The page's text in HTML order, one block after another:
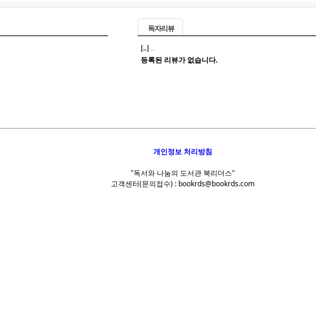
독자리뷰
[..] ..
등록된 리뷰가 없습니다.
개인정보 처리방침
"독서와 나눔의 도서관 북리더스"
고객센터(문의접수) : bookrds@bookrds.com